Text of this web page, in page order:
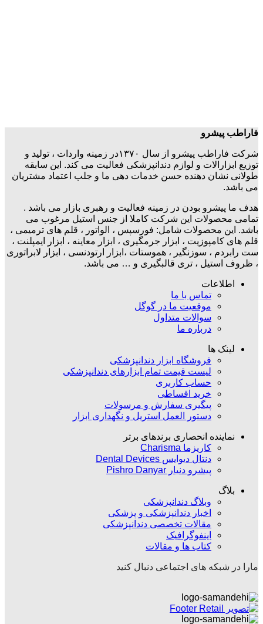
فاراطب پیشرو
شرکت فاراطب پیشرو از سال ۱۳۷۰در زمینه واردات ، تولید و
توزیع ابزارالات و لوازم دندانپزشکی فعالیت می کند. این سابقه
طولانی نشان دهنده حسن خدمات دهی ما و جلب اعتماد مشتریان
می باشد.
هدف ما پیشرو بودن در زمینه فعالیت و رهبری بازار می باشد .
تمامی محصولات این شرکت کاملا از جنس استیل مرغوب می
باشد. این محصولات شامل: فورسپس ، الواتور ، قلم های ترمیمی ،
قلم های کامپوزیت ، ابزار جرمگیری ، ابزار معاینه ، ابزار ایمپلنت ،
ست رابردم ، سوزنگیر ، هموستات ،ابزار ارتودنسی ، ابزار لابراتوری
، ظروف استیل ، تری قالبگیری و … می باشد.
اطلاعات
تماس با ما
موقعیت ما در گوگل
سوالات متداول
درباره ما
لینک ها
فروشگاه ابزار دندانپزشکی
لیست قیمت تمام ابزارهای دندانپزشکی
حساب کاربری
خرید اقساطی
پیگیری سفارش و مرسولات
دستور العمل استریل و نگهداری ابزار
نماینده انحصاری برندهای برتر
کاریزما Charisma
دنتال دیوایس Dental Devices
پیشرو دنیار Pishro Danyar
بلاگ
وبلاگ دندانپزشکی
اخبار دندانپزشکی و پزشکی
مقالات تخصصی دندانپزشکی
اینفوگرافیک
کتاب ها و مقالات
مارا در شبکه های اجتماعی دنبال کنید